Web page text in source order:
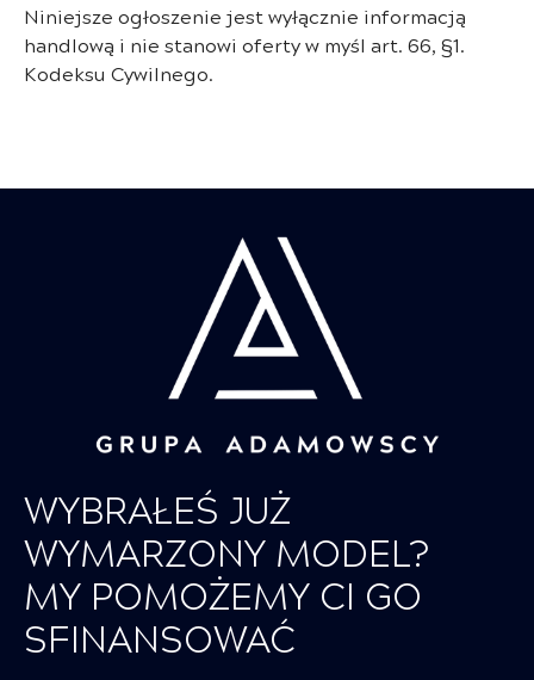
Niniejsze ogłoszenie jest wyłącznie informacją
handlową i nie stanowi oferty w myśl art. 66, §1.
Kodeksu Cywilnego.
WYBRAŁEŚ JUŻ
WYMARZONY MODEL?
MY POMOŻEMY CI GO
SFINANSOWAĆ